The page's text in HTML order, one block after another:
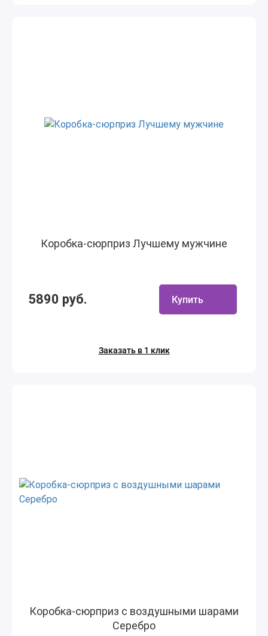
Коробка-сюрприз Лучшему мужчине
5890 руб. Купить
Заказать в 1 клик
Коробка-сюрприз с воздушными шарами
Серебро